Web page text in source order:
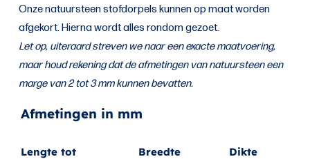
Onze natuursteen stofdorpels kunnen op maat worden
afgekort. Hierna wordt alles rondom gezoet.
Let op, uiteraard streven we naar een exacte maatvoering,
maar houd rekening dat de afmetingen van natuursteen een
marge van 2 tot 3 mm kunnen bevatten.
Afmetingen in mm
Lengte tot Breedte Dikte